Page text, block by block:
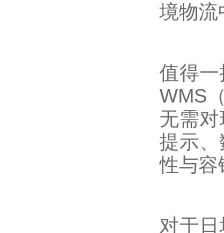
境物流
值得
WMS
无需
提示
性与容
对于